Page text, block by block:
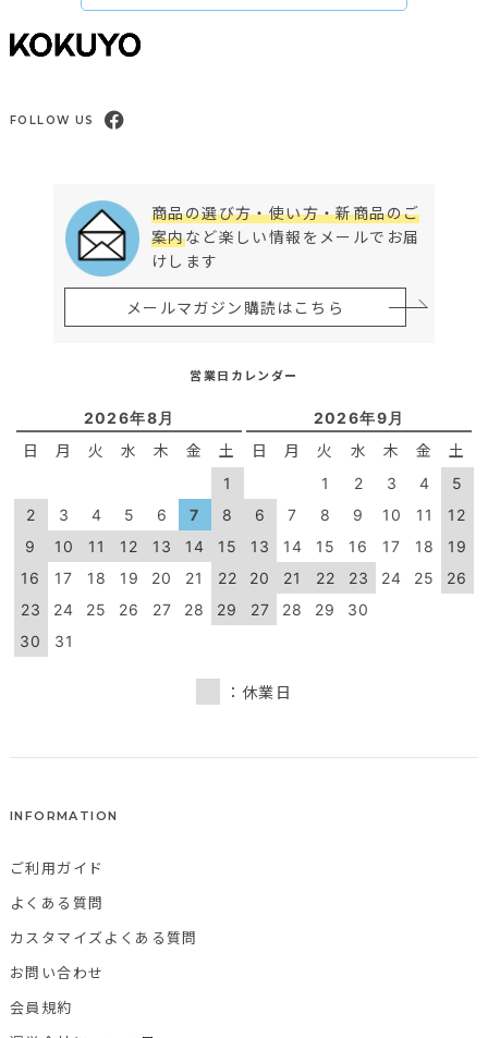
FOLLOW US
商品の選び方・使い方・新商品のご
案内など楽しい情報をメールでお届
けします
メールマガジン購読はこちら
営業日カレンダー
2026年8月
日 月 火 水 木 金 土
1
2
3 4 5 6 7
8
9
10 11 12 13 14
15
16
17 18 19 20 21
22
23
24 25 26 27 28
29
30
31
2026年9月
日 月 火 水 木 金 土
1 2 3 4
5
6
7 8 9 10 11
12
13
14 15 16 17 18
19
20
21 22 23 24 25
26
27
28 29 30
：休業日
INFORMATION
ご利用ガイド
よくある質問
カスタマイズよくある質問
お問い合わせ
会員規約